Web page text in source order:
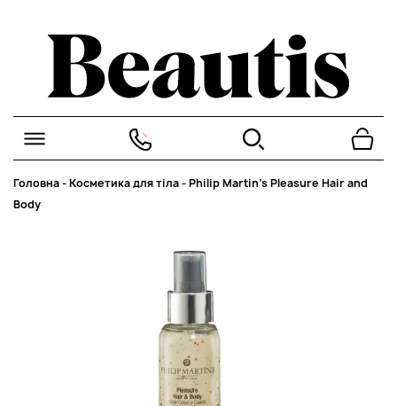
Головна-Косметика для тіла-Philip Martin’s Pleasure Hair and
Body